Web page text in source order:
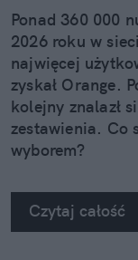
codziennych po
dotykające
mnie też
czyta się jak
Ponad 360 000
2026 roku w
najwięcej
zyskał Orange.
kolejny znalazł
zestawienia. Co
wyborem?
Czytaj całość